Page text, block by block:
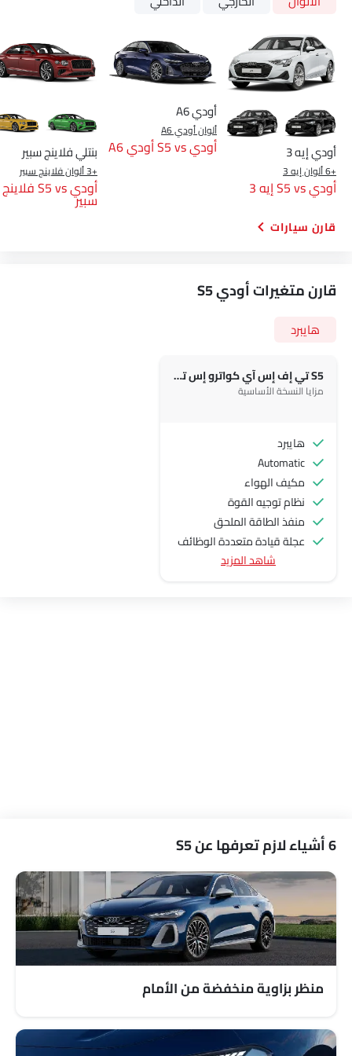
أودي إيه 3
+6 ألوان إيه 3
أودي S5 vs إيه 3
أودي A6
ألوان أودي A6
أودي S5 vs أودي A6 بنتلي فلاينج سبير
+3 ألوان فلاينج سبير
أودي S5 vs فلاينج
سبير
قارن سيارات
قارن متغيرات أودي S5
هايبرد
S5 تي إف إس آي كواترو إس ترونيك
مزايا النسخة الأساسية
هايبرد
Automatic
مكيف الهواء
نظام توجيه القوة
منفذ الطاقة الملحق
عجلة قيادة متعددة الوظائف
الراديو هي AM (تعديل السعة) أو FM (تضمين التردد)،
نظام منع انغلاق المكابح
قفل مركزي
وسادة هوائية للسائق
وسادة هوائية للركاب
أحزمة المقاعد الخلفية
أحزمة المقاعد الأمامية القابلة للتعديل في الارتفاع
تحذير حزام المقعد
مرآة الرؤية الخلفية ليلا ونهارا
مصابيح أمامية قابلة للتعديل
شاهد المزيد
6 أشياء لازم تعرفها عن S5
منظر بزاوية منخفضة من الأمام